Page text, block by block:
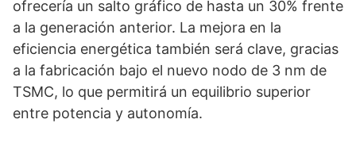
ofrecería un salto gráfico de hasta un 30% frente
a la generación anterior. La mejora en la
eficiencia energética también será clave, gracias
a la fabricación bajo el nuevo nodo de 3 nm de
TSMC, lo que permitirá un equilibrio superior
entre potencia y autonomía.